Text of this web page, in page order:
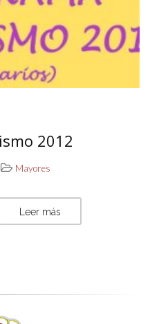
2012
Mayores
Leer más